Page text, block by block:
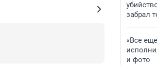
забрал
«Все
и фото